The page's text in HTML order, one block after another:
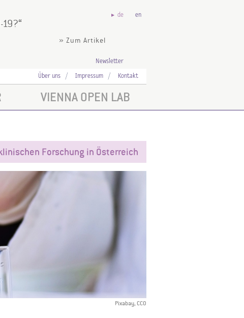
19?
» Zum Artikel
de en
Newsletter
Über uns Impressum Kontakt
VIENNA OPEN LAB
Forschung in Österreich
Pixabay, CC0